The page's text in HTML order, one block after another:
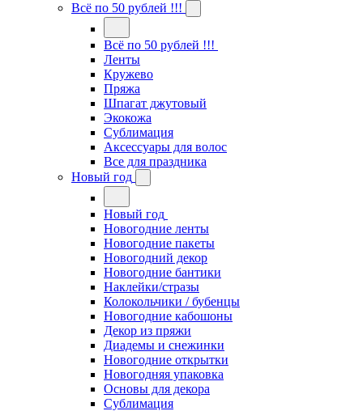
Всё по 50 рублей !!!
Всё по 50 рублей !!!
Ленты
Кружево
Пряжа
Шпагат джутовый
Экокожа
Сублимация
Аксессуары для волос
Все для праздника
Новый год
Новый год
Новогодние ленты
Новогодние пакеты
Новогодний декор
Новогодние бантики
Наклейки/стразы
Колокольчики / бубенцы
Новогодние кабошоны
Декор из пряжи
Диадемы и снежинки
Новогодние открытки
Новогодняя упаковка
Основы для декора
Сублимация